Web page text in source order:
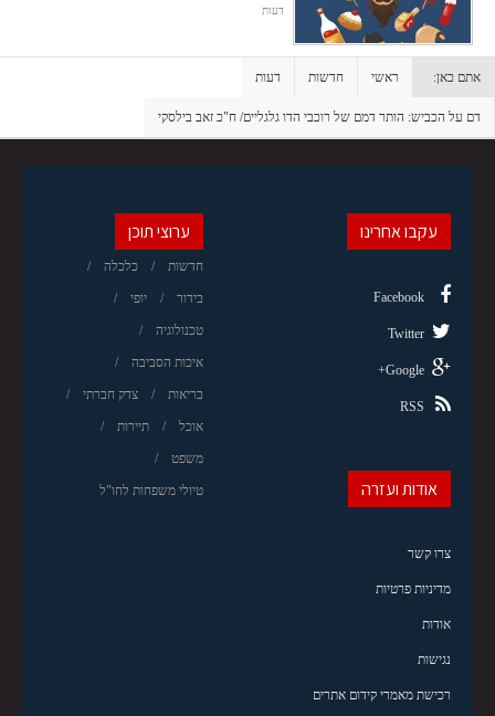
דעות
אתם כאן: ראשי חדשות דעות
דם על הכביש: הותר דמם של רוכבי הדו גלגליים/ ח"כ זאב בילסקי
ערוצי תוכן
חדשות כלכלה
בידור יופי
טכנולוגיה
איכות הסביבה
בריאות צדק חברתי
אוכל תיירות
משפט
טיולי משפחות לחו"ל
עקבו אחרינו
Facebook
Twitter
Google+
RSS
אודות ועזרה
צרו קשר
מדיניות פרטיות
אודות
נגישות
רכישת מאמרי קידום אתרים